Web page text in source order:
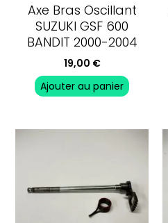
Axe Bras Oscillant
SUZUKI GSF 600
BANDIT 2000-2004
19,00 €
Ajouter au panier